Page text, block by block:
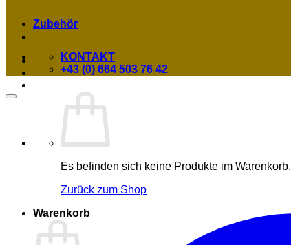
Es befinden sich keine Produkte im Warenkorb.
Zurück zum Shop
Warenkorb
Zubehör
KONTAKT
+43 (0) 664 503 76 42